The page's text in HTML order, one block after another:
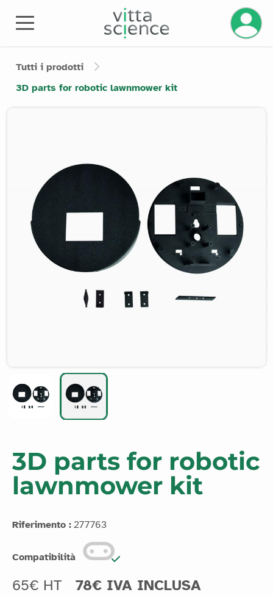
Tutti i prodotti
3D parts for robotic lawnmower kit
3D parts for robotic
lawnmower kit
Riferimento : 277763
Compatibilità
65€ HT 78€ IVA INCLUSA